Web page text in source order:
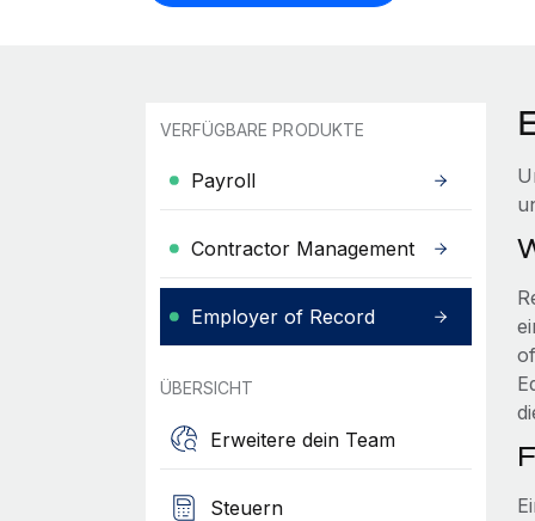
VERFÜGBARE PRODUKTE
Payroll
Contractor Management
Employer of Record
ÜBERSICHT
Erweitere dein Team
Steuern